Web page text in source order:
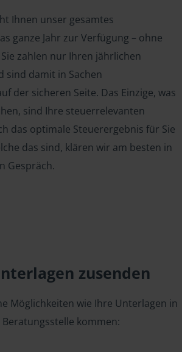
Ihnen unser gesamtes
ganze Jahr zur Verfügung – ohne
zahlen nur Ihren jährlichen
sind damit in Sachen
der sicheren Seite. Das Einzige, was
sind Ihre steuerrelevanten
das optimale Steuerergebnis für Sie
das sind, klären wir am besten in
Gespräch.
zusenden
Möglichkeiten wie Ihre Unterlagen in
Beratungsstelle kommen: